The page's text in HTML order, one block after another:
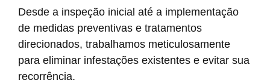
Desde a inspeção inicial até a implementação
de medidas preventivas e tratamentos
direcionados, trabalhamos meticulosamente
para eliminar infestações existentes e evitar sua
recorrência.